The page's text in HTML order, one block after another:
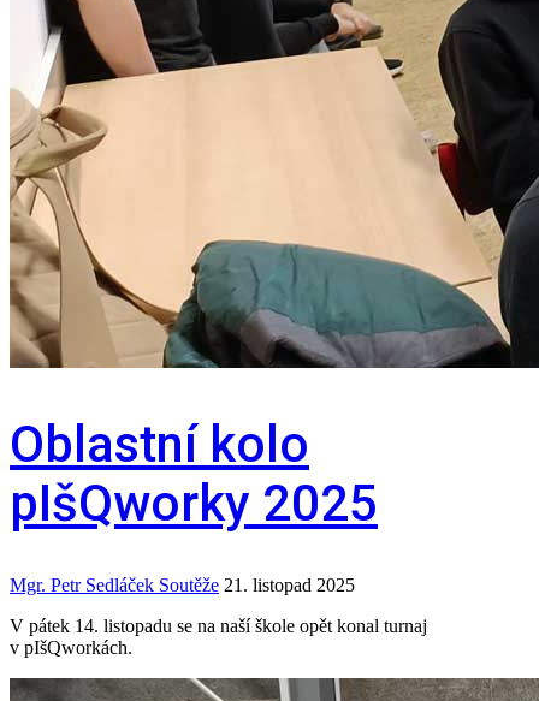
Oblastní kolo
pIšQworky 2025
Mgr. Petr Sedláček Soutěže 21. listopad 2025
V pátek 14. listopadu se na naší škole opět konal turnaj
v pIšQworkách.